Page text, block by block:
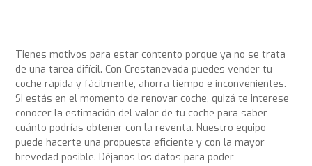
Tienes motivos para estar contento porque ya no se trata
de una tarea difícil. Con Crestanevada puedes vender tu
coche rápida y fácilmente, ahorra tiempo e inconvenientes.
Si estás en el momento de renovar coche, quizá te interese
conocer la estimación del valor de tu coche para saber
cuánto podrías obtener con la reventa. Nuestro equipo
puede hacerte una propuesta eficiente y con la mayor
brevedad posible. Déjanos los datos para poder